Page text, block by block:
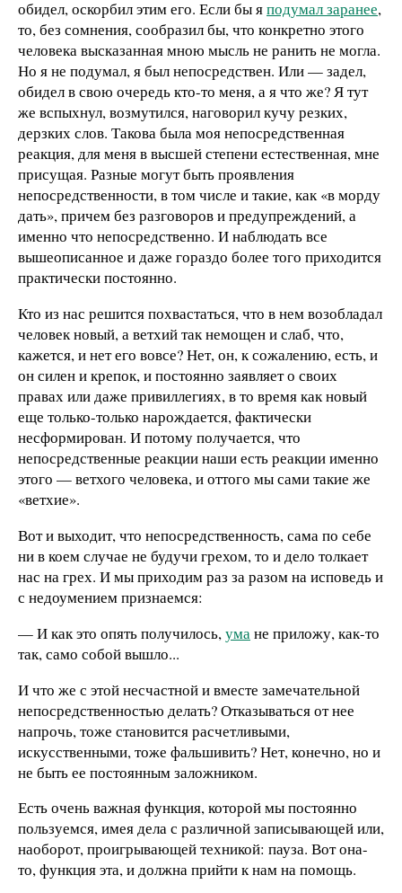
обидел, оскорбил этим его. Если бы яподумал заранее,
то, без сомнения, сообразил бы, что конкретно этого
человека высказанная мною мысль не ранить не могла.
Но я не подумал, я был непосредствен. Или — задел,
обидел в свою очередь кто-то меня, а я что же? Я тут
же вспыхнул, возмутился, наговорил кучу резких,
дерзких слов. Такова была моя непосредственная
реакция, для меня в высшей степени естественная, мне
присущая. Разные могут быть проявления
непосредственности, в том числе и такие, как «в морду
дать», причем без разговоров и предупреждений, а
именно что непосредственно. И наблюдать все
вышеописанное и даже гораздо более того приходится
практически постоянно.
Кто из нас решится похвастаться, что в нем возобладал
человек новый, а ветхий так немощен и слаб, что,
кажется, и нет его вовсе? Нет, он, к сожалению, есть, и
он силен и крепок, и постоянно заявляет о своих
правах или даже привиллегиях, в то время как новый
еще только-только нарождается, фактически
несформирован. И потому получается, что
непосредственные реакции наши есть реакции именно
этого — ветхого человека, и оттого мы сами такие же
«ветхие».
Вот и выходит, что непосредственность, сама по себе
ни в коем случае не будучи грехом, то и дело толкает
нас на грех. И мы приходим раз за разом на исповедь и
с недоумением признаемся:
— И как это опять получилось,умане приложу, как-то
так, само собой вышло...
И что же с этой несчастной и вместе замечательной
непосредственностью делать? Отказываться от нее
напрочь, тоже становится расчетливыми,
искусственными, тоже фальшивить? Нет, конечно, но и
не быть ее постоянным заложником.
Есть очень важная функция, которой мы постоянно
пользуемся, имея дела с различной записывающей или,
наоборот, проигрывающей техникой: пауза. Вот она-
то, функция эта, и должна прийти к нам на помощь.